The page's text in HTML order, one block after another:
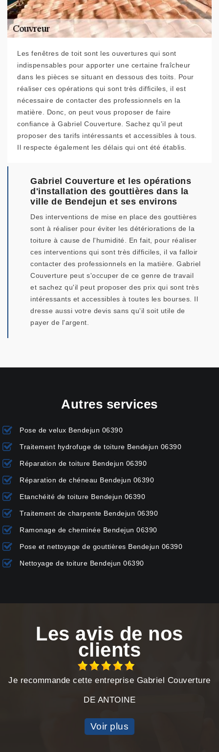
Les fenêtres de toit sont les ouvertures qui sont
indispensables pour apporter une certaine fraîcheur
dans les pièces se situant en dessous des toits. Pour
réaliser ces opérations qui sont très difficiles, il est
nécessaire de contacter des professionnels en la
matière. Donc, on peut vous proposer de faire
confiance à Gabriel Couverture. Sachez qu'il peut
proposer des tarifs intéressants et accessibles à tous.
Il respecte également les délais qui ont été établis.
Gabriel Couverture et les opérations
d'installation des gouttières dans la
ville de Bendejun et ses environs
Des interventions de mise en place des gouttières
sont à réaliser pour éviter les détériorations de la
toiture à cause de l'humidité. En fait, pour réaliser
ces interventions qui sont très difficiles, il va falloir
contacter des professionnels en la matière. Gabriel
Couverture peut s'occuper de ce genre de travail
et sachez qu'il peut proposer des prix qui sont très
intéressants et accessibles à toutes les bourses. Il
dresse aussi votre devis sans qu'il soit utile de
payer de l'argent.
Autres services
Pose de velux Bendejun 06390
Traitement hydrofuge de toiture Bendejun 06390
Réparation de toiture Bendejun 06390
Réparation de chéneau Bendejun 06390
Etanchéité de toiture Bendejun 06390
Traitement de charpente Bendejun 06390
Ramonage de cheminée Bendejun 06390
Pose et nettoyage de gouttières Bendejun 06390
Nettoyage de toiture Bendejun 06390
Les avis de nos
clients
Je recommande cette entreprise Gabriel Couverture
DE ANTOINE
Voir plus